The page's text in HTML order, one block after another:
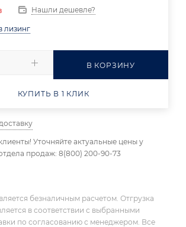
Нашли дешевле?
лизинг
В КОРЗИНУ
КУПИТЬ В 1 КЛИК
Уточняйте актуальные цены у
продаж: 8(800) 200-90-73
безналичным расчетом. Отгрузка
в соответствии с выбранными
по согласованию с менеджером. Все